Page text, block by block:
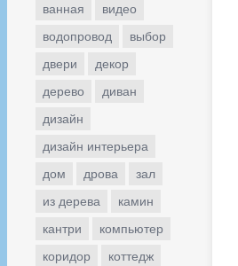
ванная
видео
водопровод
выбор
двери
декор
дерево
диван
дизайн
дизайн интерьера
дом
дрова
зал
из дерева
камин
кантри
компьютер
коридор
коттедж